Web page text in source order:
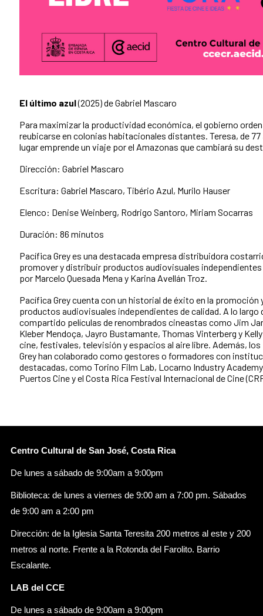
El último azul(2025) de Gabriel Mascaro
Para maximizar la productividad económica, el gobierno
reubicarse en colonias habitacionales distantes. Teresa, de 77
lugar emprende un viaje por el Amazonas que cambiará su
Dirección: Gabriel Mascaro
Escritura: Gabriel Mascaro, Tibério Azul, Murilo Hauser
Elenco: Denise Weinberg, Rodrigo Santoro, Miriam Socarras
Duración: 86 minutos
Pacífica Grey es una destacada empresa distribuidora
promover y distribuir productos audiovisuales independientes
por Marcelo Quesada Mena y Karina Avellán Troz.
Pacífica Grey cuenta con un historial de éxito en la promoción
productos audiovisuales independientes de calidad. A lo largo
compartido películas de renombrados cineastas como Jim
Kleber Mendoça, Jayro Bustamante, Thomas Vinterberg y
cine, festivales, televisión y espacios al aire libre. Además,
Grey han colaborado como gestores o formadores con
destacadas, como Torino Film Lab, Locarno Industry
Puertos Cine y el Costa Rica Festival Internacional de Cine
Centro Cultural de San José, Costa Rica
De lunes a sábado de 9:00am a 9:00pm
Biblioteca: de lunes a viernes de 9:00 am a 7:00 pm. Sábados
de 9:00 am a 2:00 pm
Dirección: de la Iglesia Santa Teresita 200 metros al este y 200
metros al norte. Frente a la Rotonda del Farolito. Barrio
Escalante.
LAB del CCE
De lunes a sábado de 9:00am a 9:00pm